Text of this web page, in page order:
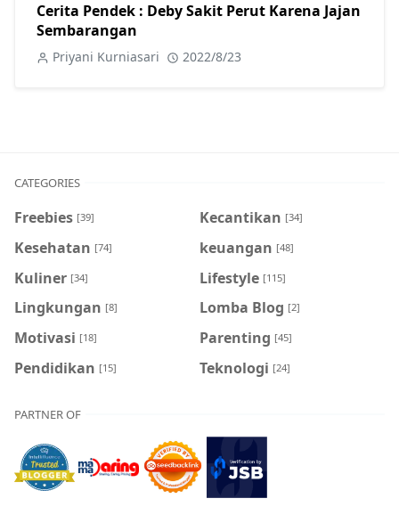
Cerita Pendek : Deby Sakit Perut Karena Jajan
Sembarangan
Priyani Kurniasari 2022/8/23
CATEGORIES
Freebies [39] Kecantikan [34]
Kesehatan [74] keuangan [48]
Kuliner [34] Lifestyle [115]
Lingkungan [8] Lomba Blog [2]
Motivasi [18] Parenting [45]
Pendidikan [15] Teknologi [24]
PARTNER OF